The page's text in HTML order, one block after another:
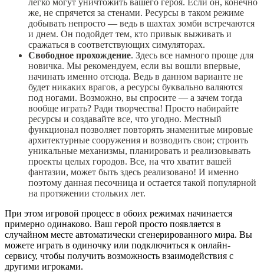
же, не спрячется за стенами. Ресурсы в таком режиме
добывать непросто — ведь в шахтах зомби встречаются
и днем. Он подойдет тем, кто привык выживать и
сражаться в соответствующих симуляторах.
Свободное прохождение. Здесь все намного проще для
новичка. Мы рекомендуем, если вы вошли впервые,
начинать именно отсюда. Ведь в данном варианте не
будет никаких врагов, а ресурсы буквально валяются
под ногами. Возможно, вы спросите — а зачем тогда
вообще играть? Ради творчества! Просто набирайте
ресурсы и создавайте все, что угодно. Местный
функционал позволяет повторять знаменитые мировые
архитектурные сооружения и возводить свои; строить
уникальные механизмы, планировать и реализовывать
проекты целых городов. Все, на что хватит вашей
фантазии, может быть здесь реализовано! И именно
поэтому данная песочница и остается такой популярной
на протяжении стольких лет.
При этом игровой процесс в обоих режимах начинается
примерно одинаково. Ваш герой просто появляется в
случайном месте автоматически сгенерированного мира. Вы
можете играть в одиночку или подключиться к онлайн-
сервису, чтобы получить возможность взаимодействия с
другими игроками.